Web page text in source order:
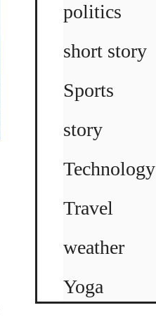
politics
short story
Sports
story
Technology
Travel
weather
Yoga